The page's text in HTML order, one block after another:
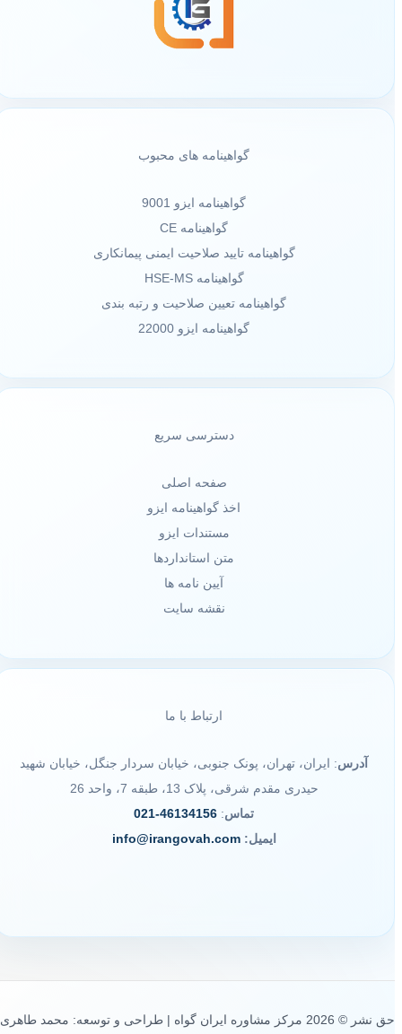
گواهینامه های محبوب
گواهینامه ایزو 9001
گواهینامه CE
گواهینامه تایید صلاحیت ایمنی پیمانکاری
گواهینامه HSE-MS
گواهینامه تعیین صلاحیت و رتبه بندی
گواهینامه ایزو 22000
دسترسی سریع
صفحه اصلی
اخذ گواهینامه ایزو
مستندات ایزو
متن استانداردها
آیین نامه ها
نقشه سایت
ارتباط با ما
آدرس: ایران، تهران، پونک جنوبی، خیابان سردار جنگل، خیابان شهید
حیدری مقدم شرقی، پلاک 13، طبقه 7، واحد 26
تماس:
46134156-021
ایمیل: info@irangovah.com
حق نشر © 2026 مرکز مشاوره ایران گواه | طراحی و توسعه: محمد طاهری